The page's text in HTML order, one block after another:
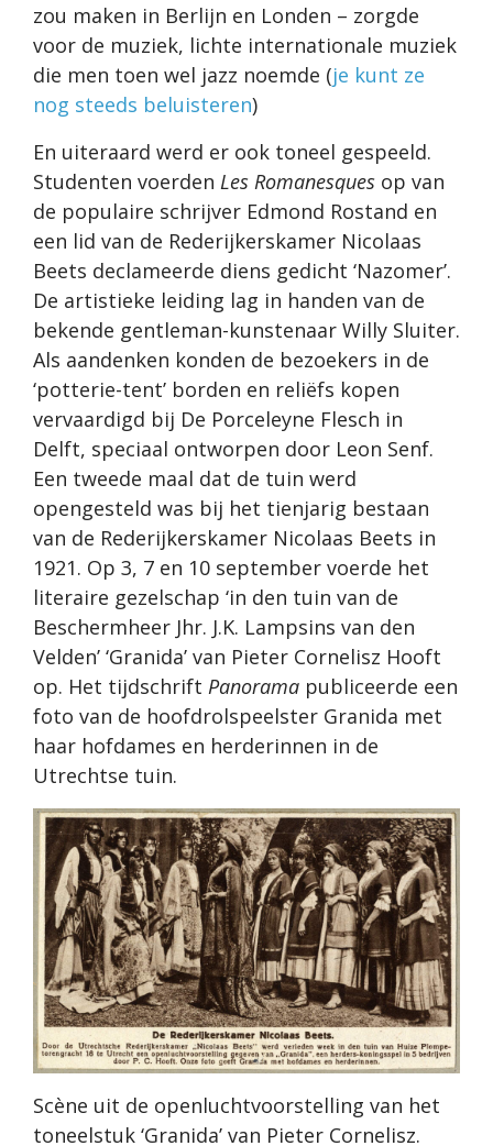
zou maken in Berlijn en Londen – zorgde
voor de muziek, lichte internationale muziek
die men toen wel jazz noemde (je kunt ze
nog steeds beluisteren)
En uiteraard werd er ook toneel gespeeld.
Studenten voerden Les Romanesques op van
de populaire schrijver Edmond Rostand en
een lid van de Rederijkerskamer Nicolaas
Beets declameerde diens gedicht ‘Nazomer’.
De artistieke leiding lag in handen van de
bekende gentleman-kunstenaar Willy Sluiter.
Als aandenken konden de bezoekers in de
‘potterie-tent’ borden en reliëfs kopen
vervaardigd bij De Porceleyne Flesch in
Delft, speciaal ontworpen door Leon Senf.
Een tweede maal dat de tuin werd
opengesteld was bij het tienjarig bestaan
van de Rederijkerskamer Nicolaas Beets in
1921. Op 3, 7 en 10 september voerde het
literaire gezelschap ‘in den tuin van de
Beschermheer Jhr. J.K. Lampsins van den
Velden’ ‘Granida’ van Pieter Cornelisz Hooft
op. Het tijdschrift Panorama publiceerde een
foto van de hoofdrolspeelster Granida met
haar hofdames en herderinnen in de
Utrechtse tuin.
Scène uit de openluchtvoorstelling van het
toneelstuk ‘Granida’ van Pieter Cornelisz.